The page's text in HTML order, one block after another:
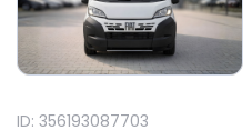
ID: 356193087703